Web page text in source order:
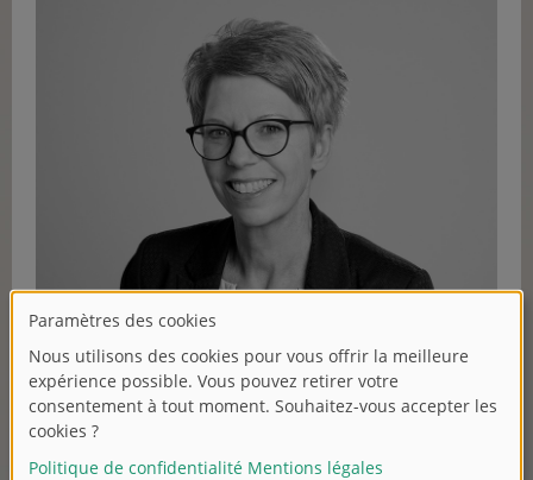
CONTACT
Ms. Anja Fees
SIMBA-DICKIE-GROUP GmbH
Werkstraße 1
90765 Fürth